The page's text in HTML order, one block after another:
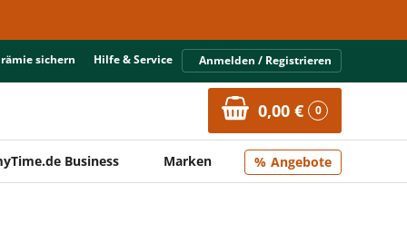
sichern Hilfe & Service Anmelden / Registrieren
0,00 € 0
Business Marken Angebote